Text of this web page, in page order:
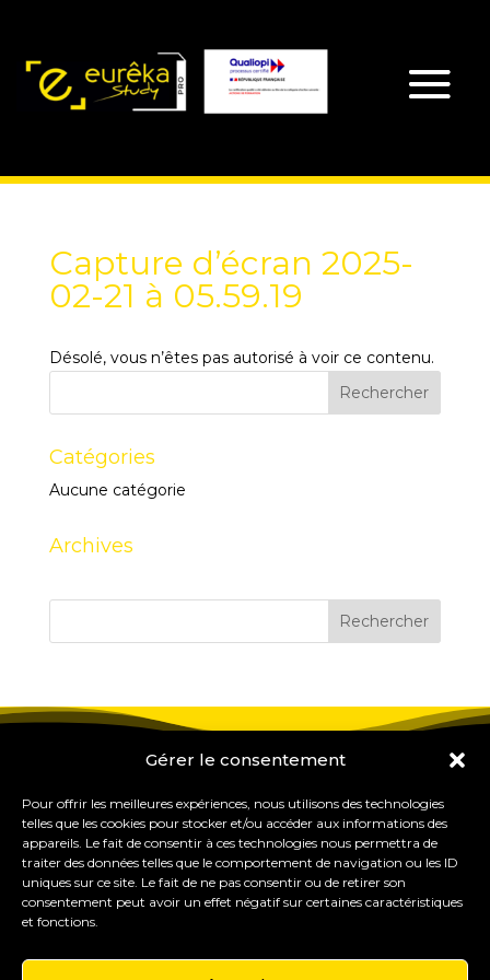
Gérer le consentement
Pour offrir les meilleures expériences, nous utilisons des technologies
telles que les cookies pour stocker et/ou accéder aux informations des
appareils. Le fait de consentir à ces technologies nous permettra de
traiter des données telles que le comportement de navigation ou les ID
uniques sur ce site. Le fait de ne pas consentir ou de retirer son
consentement peut avoir un effet négatif sur certaines caractéristiques
et fonctions.
Capture d’écran 2025-
02-21 à 05.59.19
Désolé, vous n’êtes pas autorisé à voir ce contenu.
Catégories
Aucune catégorie
Archives